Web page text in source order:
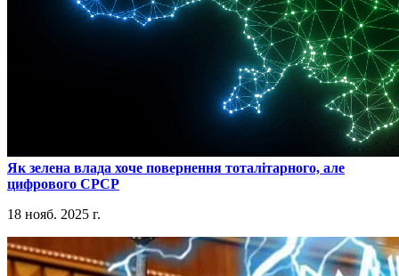
​Як зелена влада хоче повернення тоталітарного, але
цифрового СРСР
18 нояб. 2025 г.